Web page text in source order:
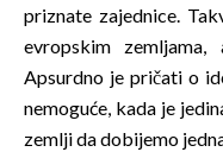
priznate zajednice.
evropskim
Apsurdno je pričati o
nemoguće, kada je
zemlji da dobijemo